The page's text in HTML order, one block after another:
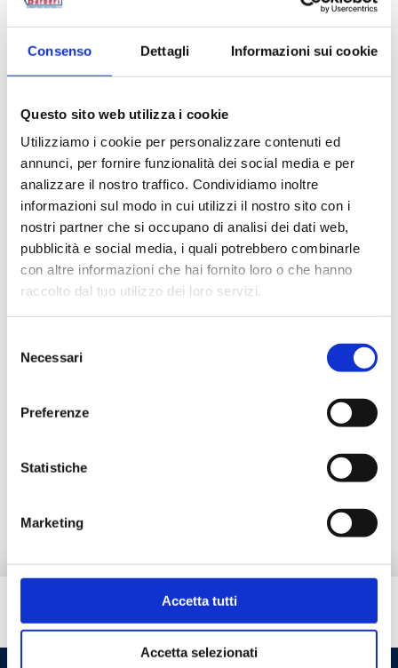
Consenso Dettagli Informazioni sui cookie
Questo sito web utilizza i cookie
Utilizziamo i cookie per personalizzare contenuti ed
annunci, per fornire funzionalità dei social media e per
analizzare il nostro traffico. Condividiamo inoltre
informazioni sul modo in cui utilizzi il nostro sito con i
nostri partner che si occupano di analisi dei dati web,
pubblicità e social media, i quali potrebbero combinarle
con altre informazioni che hai fornito loro o che hanno
raccolto dal tuo utilizzo dei loro servizi.
delNecessari
Preferenze
Statistiche
Marketing
Accetta tutti
Accetta selezionati
B4CE15BMP 2 20 G 1/2 M
B4CE15TNP 2 20
Beschreibung
Zubehör
Brauchen Sie Hilfe?